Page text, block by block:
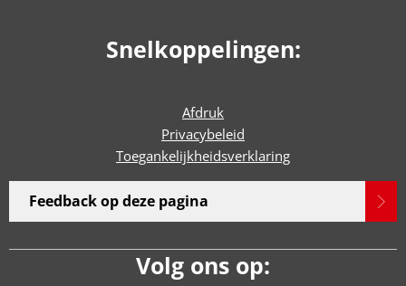
Snelkoppelingen:
Afdruk
Privacybeleid
Toegankelijkheidsverklaring
Feedback op deze pagina
Volg ons op: